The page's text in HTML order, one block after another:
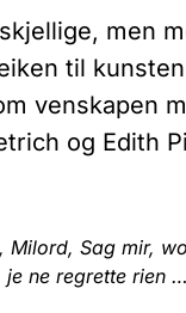
men
til
venskapen
og Edith
Milord, Sag mir,
je ne regrette rien …